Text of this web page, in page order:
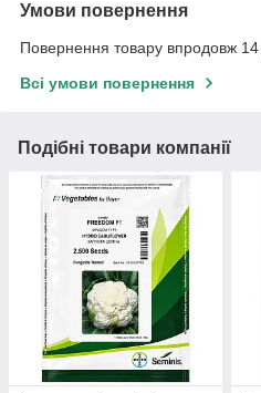
Умови повернення
Повернення товару впродовж 14
Всі умови повернення
Подібні товари компанії